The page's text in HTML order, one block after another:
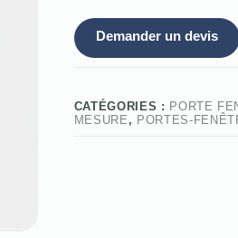
Demander un devis
CATÉGORIES : PORTE
MESURE , PORTES-